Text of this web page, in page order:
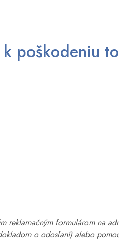
poškodeniu
reklamačným formulárom na
o odoslaní) alebo